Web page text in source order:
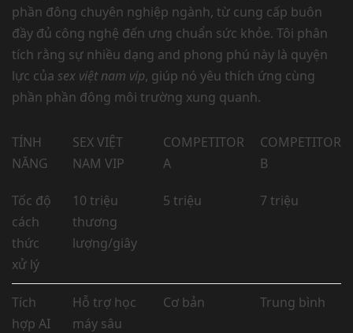
phần đông chuyên nghiệp ngành, từ cung cấp buôn
đầy đủ công nghệ đến ưng chuẩn sức khỏe. Tôi phân
tích rằng sự nhiều dạng and phong phú này là quyện
lực của sex việt nam vip, giúp nó yêu thích ứng cùng
phần phần đông môi trường xung quanh.
TÍNH
NĂNG
SEX VIỆT
NAM VIP
COMPETITOR
A
COMPETITOR
B
Tốc độ
cách
thức
xử lý
10 triệu
thương
lượng/giây
5 triệu 7 triệu
Tích
hợp AI
Hỗ trợ học
máy sâu
Cơ bản Trung bình